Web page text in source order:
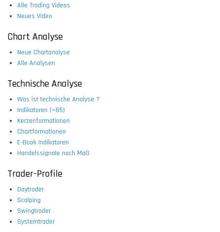
Alle Trading Videos
Neues Video
Chart Analyse
Neue Chartanalyse
Alle Analysen
Technische Analyse
Was ist technische Analyse ?
Indikatoren (>85)
Kerzenformationen
Chartformationen
E-Book Indikatoren
Handelssignale nach Maß
Trader-Profile
Daytrader
Scalping
Swingtrader
Systemtrader